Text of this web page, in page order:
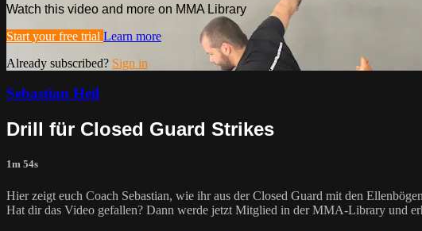
Watch this video and more on MMA Library
Start your free trial Learn more
Already subscribed? Sign in
Sebastian Heil
Drill für Closed Guard Strikes
1m 54s
Hier zeigt euch Coach Sebastian, wie ihr aus der Closed Guard mit den
Hat dir das Video gefallen? Dann werde jetzt Mitglied in der MMA-Library und